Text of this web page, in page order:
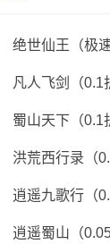
绝世仙王（极
蜀山天下（0.1
逍遥九歌行（
逍遥蜀山（